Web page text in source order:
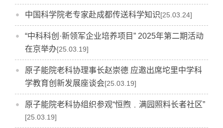
中国科学院老专家赴成都传送科学知识[25.03.24]
“中科科创·新领军企业培养项目” 2025年第二期活动
在京举办[25.03.19]
原子能院老科协理事长赵崇德 应邀出席坨里中学科
学教育创新发展座谈会[25.03.19]
原子能院老科协组织参观“恒煦﹒满园照料长者社区”
[25.03.19]